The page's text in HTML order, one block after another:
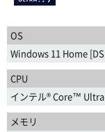
OS
Windows 11 Home
CPU
インテル® Core™
メモリ